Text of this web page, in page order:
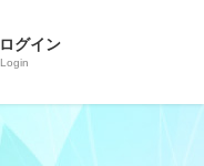
グイン
Login